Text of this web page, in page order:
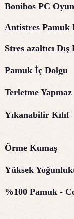
Bonibos PC
Antistres Pamuk
Stres azaltıcı Dış
Pamuk İç Dolgu
Terletme Yapmaz
Yıkanabilir Kılıf
Örme Kumaş
Yüksek
%100 Pamuk -